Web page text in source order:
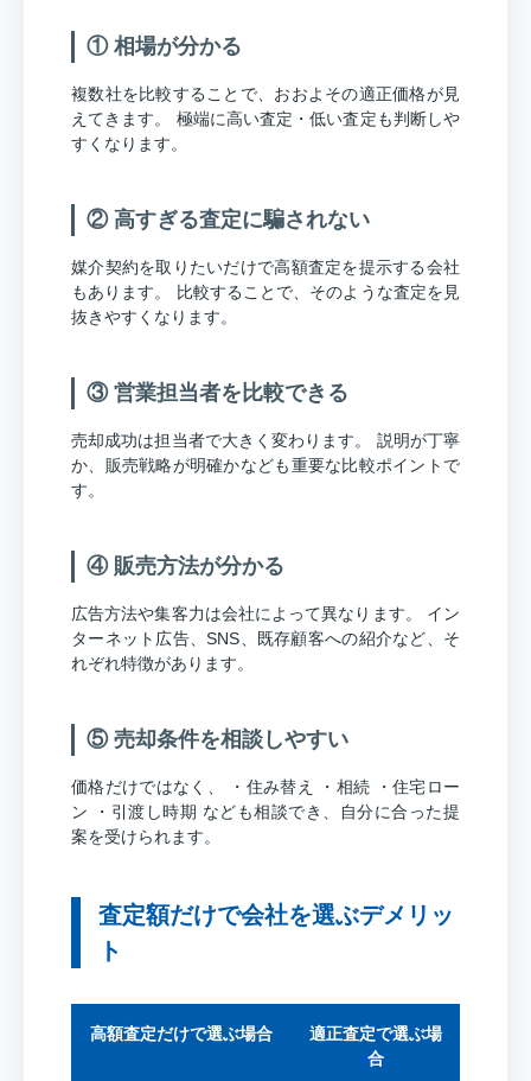
① 相場が分かる
複数社を比較することで、おおよその適正価格が見
えてきます。 極端に高い査定・低い査定も判断しや
すくなります。
② 高すぎる査定に騙されない
媒介契約を取りたいだけで高額査定を提示する会社
もあります。 比較することで、そのような査定を見
抜きやすくなります。
③ 営業担当者を比較できる
売却成功は担当者で大きく変わります。 説明が丁寧
か、販売戦略が明確かなども重要な比較ポイントで
す。
④ 販売方法が分かる
広告方法や集客力は会社によって異なります。 イン
ターネット広告、SNS、既存顧客への紹介など、そ
れぞれ特徴があります。
⑤ 売却条件を相談しやすい
価格だけではなく、 ・住み替え ・相続 ・住宅ロー
ン ・引渡し時期 なども相談でき、自分に合った提
案を受けられます。
査定額だけで会社を選ぶデメリッ
ト
高額査定だけで選ぶ場合
適正査定で選ぶ場
合